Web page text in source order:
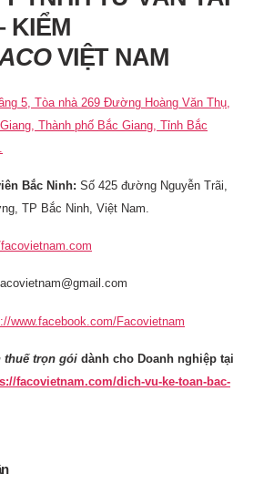
KIỂM
VIỆT NAM
5, Tòa nhà 269 Đường Hoàng Văn Thụ,
Thành phố Bắc Giang, Tỉnh Bắc
Bắc Ninh: Số 425 đường Nguyễn Trãi,
TP Bắc Ninh, Việt Nam.
www.facebook.com/Facovietnam
thuế trọn gói dành cho Doanh nghiệp tại
facovietnam.com/dich-vu-ke-toan-bac-